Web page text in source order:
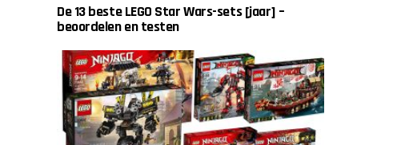
De 13 beste LEGO Star Wars-sets [jaar] –
beoordelen en testen